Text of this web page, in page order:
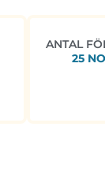
ANTAL
25